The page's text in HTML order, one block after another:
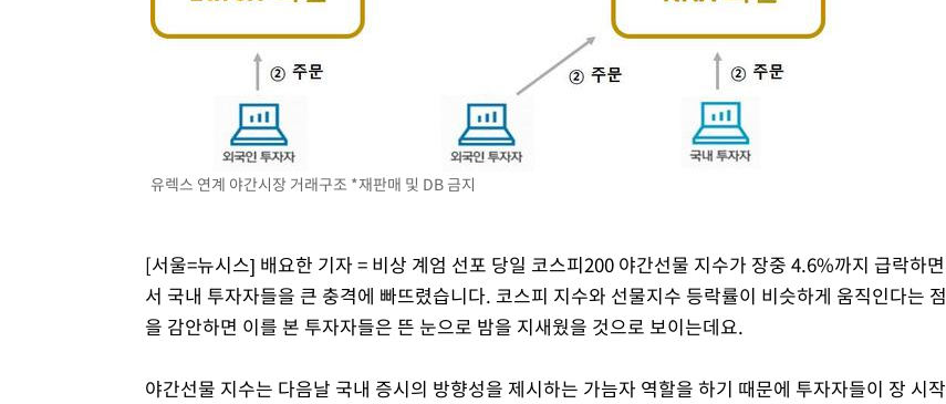
낮 최고 37도 찜통더위…곳곳 소나기·강원 많은 비[내일날씨]
SK하이닉스, 용인·청주 팹에 54조 투자…"AI 메모리 수요 선제 대
여자배구 이재영·이다영 자매, 아제르바이잔 투란VC 입단
외국인 심판 성 접대 7경기 들여다보니…한국 축구 '5승 2무'
[속보]코스닥, 2.86포인트(0.36%) 내린 798.81마감
[속보]코스피, 6200선 약보합…0.60% 내린 6258.77에 마쳐
[속보]종합특검, '계엄 수용공간 확보' 신용해 前교정본부장 기소
외신들도 주목한 韓축구 파문…"국민적 공분에 수사 재개"
11시간 압수수색에 성접대 파문까지…'쑥대밭' 된 축구협회
유렉스 연계 야간시장 거래구조 *재판매 및 DB 금지
[서울=뉴시스] 배요한 기자 = 비상 계엄 선포 당일 코스피200 야간선물 지수가 장중 4.6%까지 급락하면
서 국내 투자자들을 큰 충격에 빠뜨렸습니다. 코스피 지수와 선물지수 등락률이 비슷하게 움직인다는 점
을 감안하면 이를 본 투자자들은 뜬 눈으로 밤을 지새웠을 것으로 보이는데요.
야간선물 지수는 다음날 국내 증시의 방향성을 제시하는 가늠자 역할을 하기 때문에 투자자들이 장 시작